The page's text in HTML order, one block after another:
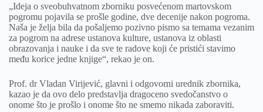
„Ideja o sveobuhvatnom zborniku posvećenom martovskom
pogromu pojavila se prošle godine, dve decenije nakon pogroma.
Naša je želja bila da pošaljemo pozivno pismo sa temama vezanim
za pogrom na adrese ustanova kulture, ustanova iz oblasti
obrazovanja i nauke i da sve te radove koji će pristići stavimo
među korice jedne knjige“, rekao je on.
Prof. dr Vladan Virijević, glavni i odgovorni urednik zbornika,
kazao je da ovo delo predstavlja dragoceno svedočanstvo o
onome što je prošlo i onome što ne smemo nikada zaboraviti.